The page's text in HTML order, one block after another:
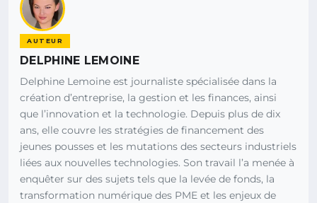
AUTEUR
DELPHINE LEMOINE
Delphine Lemoine est journaliste spécialisée dans la
création d’entreprise, la gestion et les finances, ainsi
que l’innovation et la technologie. Depuis plus de dix
ans, elle couvre les stratégies de financement des
jeunes pousses et les mutations des secteurs industriels
liées aux nouvelles technologies. Son travail l’a menée à
enquêter sur des sujets tels que la levée de fonds, la
transformation numérique des PME et les enjeux de